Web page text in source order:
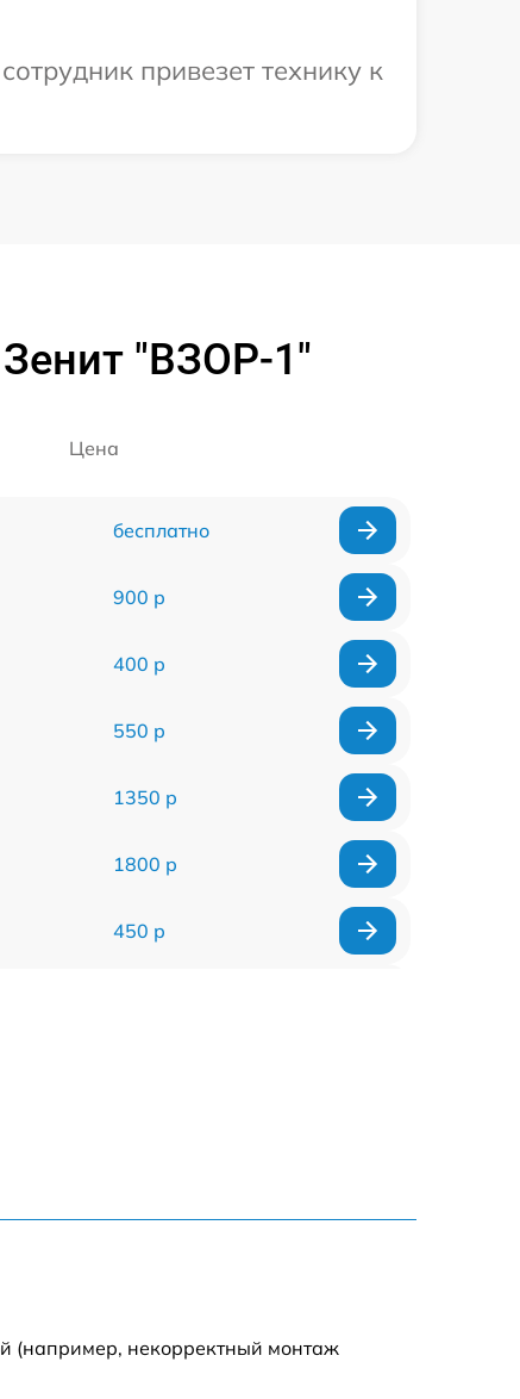
привезет технику к
"ВЗОР-1"
Цена
бесплатно
900 р
400 р
550 р
1350 р
1800 р
450 р
(например, некорректный монтаж